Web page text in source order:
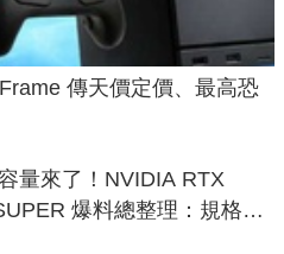
傳天價定價、最高恐
量來了！NVIDIA RTX
爆料總整理：規格、
時間